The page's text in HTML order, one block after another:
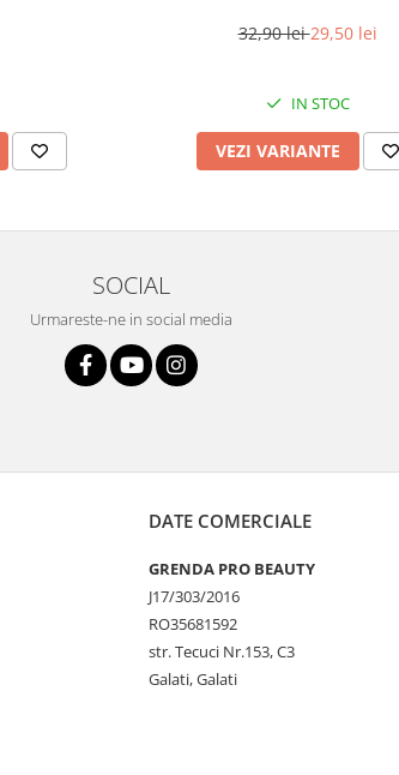
32,90 lei29,50 lei
IN STOC
VEZI VARIANTE
SOCIAL
Urmareste-ne in social media
DATE COMERCIALE
GRENDA PRO BEAUTY
J17/303/2016
RO35681592
str. Tecuci Nr.153, C3
Galati, Galati